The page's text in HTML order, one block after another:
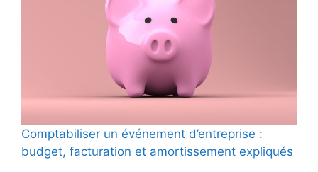
Comptabiliser un événement d’entreprise :
budget, facturation et amortissement expliqués